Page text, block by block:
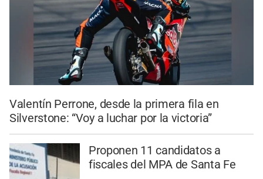
Valentín Perrone, desde la primera fila en
Silverstone: “Voy a luchar por la victoria”
Proponen 11 candidatos a
fiscales del MPA de Santa Fe